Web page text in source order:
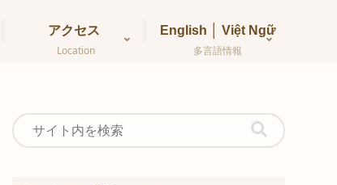
アクセス
Location
English │ Việt Ngữ
多言語情報